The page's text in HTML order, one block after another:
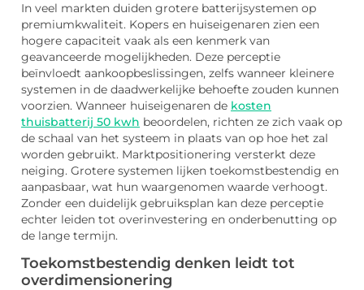
In veel markten duiden grotere batterijsystemen op
premiumkwaliteit. Kopers en huiseigenaren zien een
hogere capaciteit vaak als een kenmerk van
geavanceerde mogelijkheden. Deze perceptie
beïnvloedt aankoopbeslissingen, zelfs wanneer kleinere
systemen in de daadwerkelijke behoefte zouden kunnen
voorzien. Wanneer huiseigenaren de kosten
thuisbatterij 50 kwh beoordelen, richten ze zich vaak op
de schaal van het systeem in plaats van op hoe het zal
worden gebruikt. Marktpositionering versterkt deze
neiging. Grotere systemen lijken toekomstbestendig en
aanpasbaar, wat hun waargenomen waarde verhoogt.
Zonder een duidelijk gebruiksplan kan deze perceptie
echter leiden tot overinvestering en onderbenutting op
de lange termijn.
Toekomstbestendig denken leidt tot
overdimensionering